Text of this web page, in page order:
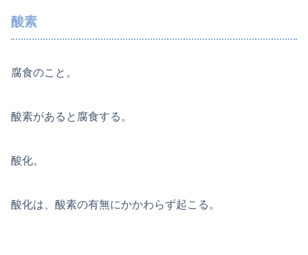
酸素
腐食のこと。
酸素があると腐食する。
酸化。
酸化は、酸素の有無にかかわらず起こる。